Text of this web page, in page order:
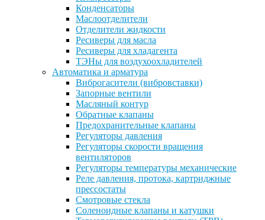
Конденсаторы
Маслоотделители
Отделители жидкости
Ресиверы для масла
Ресиверы для хладагента
ТЭНы для воздухоохладителей
Автоматика и арматура
Виброгасители (вибровставки)
Запорные вентили
Масляный контур
Обратные клапаны
Предохранительные клапаны
Регуляторы давления
Регуляторы скорости вращения
вентиляторов
Регуляторы температуры механические
Реле давления, протока, картриджные
прессостаты
Смотровые стекла
Соленоидные клапаны и катушки